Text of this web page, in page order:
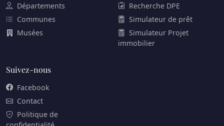
Départements
Communes
Musées
Recherche DPE
Simulateur de prêt
Simulateur Projet
immobilier
Suivez-nous
Facebook
Contact
Politique de